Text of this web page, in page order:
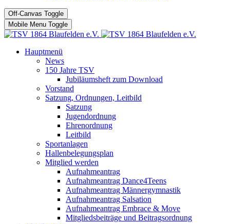
Off-Canvas Toggle
Mobile Menu Toggle
Hauptmenü
News
150 Jahre TSV
Jubiläumsheft zum Download
Vorstand
Satzung, Ordnungen, Leitbild
Satzung
Jugendordnung
Ehrenordnung
Leitbild
Sportanlagen
Hallenbelegungsplan
Mitglied werden
Aufnahmeantrag
Aufnahmeantrag Dance4Teens
Aufnahmeantrag Männergymnastik
Aufnahmeantrag Salsation
Aufnahmeantrag Embrace & Move
Mitgliedsbeiträge und Beitragsordnung